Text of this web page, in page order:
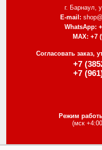
г. Барнаул,
E-mail:
WhatsApp:
MAX: +7
Согласовать заказ,
+7
+7
Режим
(мск